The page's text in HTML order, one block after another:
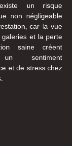
un risque
non négligeable
car la vue
galeries et la perte
saine créent
sentiment
et de stress chez